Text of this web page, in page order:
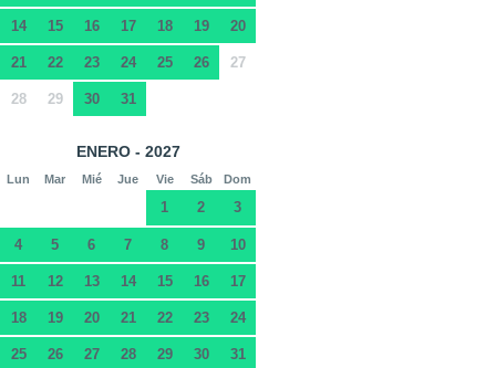
14 15 16 17 18 19 20
21 22 23 24 25 26 27
28 29 30 31
ENERO - 2027
Lun Mar Mié Jue Vie Sáb Dom
1 2 3
4 5 6 7 8 9 10
11 12 13 14 15 16 17
18 19 20 21 22 23 24
25 26 27 28 29 30 31